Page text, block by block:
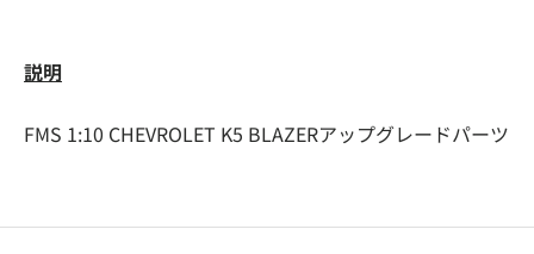
説明
FMS 1:10 CHEVROLET K5 BLAZERアップグレードパーツ